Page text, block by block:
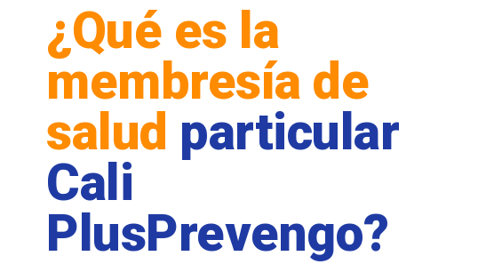
¿Qué es la
membresía de
salud particular
Cali
PlusPrevengo?